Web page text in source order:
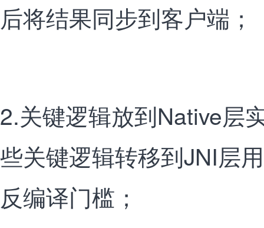
后将结果同步到客户端；
2.关键逻辑放到Native层
些关键逻辑转移到JNI层
反编译门槛；